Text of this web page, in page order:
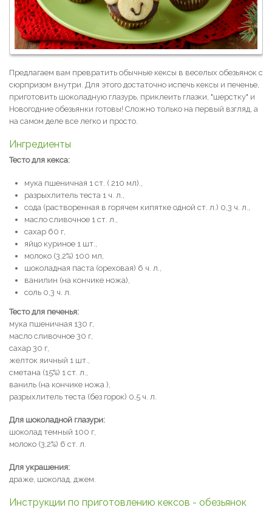
Предлагаем вам превратить обычные кексы в веселых обезьянок с
сюрпризом внутри. Для этого достаточно испечь кексы и печенье,
приготовить шоколадную глазурь, приклеить глазки, "шерстку" и
Новогодние обезьянки готовы! Сложно только на первый взгляд, а
на самом деле все легко и просто.
Ингредиенты
Тесто для кекса:
мука пшеничная 1 ст. ( 210 мл).,
разрыхлитель теста 1 ч. л.,
сода (растворенная в горячем кипятке одной ст. л.) 0,3 ч. л.,
масло сливочное 1 ст. л.,
сахар 60 г,
яйцо куриное 1 шт.,
молоко (3,2%) 100 мл,
шоколадная паста (ореховая) 6 ч. л.,
ванилин (на кончике ножа),
соль 0,3 ч. л.
Тесто для печенья:
мука пшеничная 130 г,
масло сливочное 30 г,
сахар 30 г,
желток яичный 1 шт.,
сметана (15%) 1 ст. л.,
ваниль (на кончике ножа ),
разрыхлитель теста (без горок) 0,5 ч. л.
Для шоколадной глазури:
шоколад темный 100 г,
молоко (3,2%) 6 ст. л.
Для украшения:
драже, шоколад, джем.
Инструкции по приготовлению кексов - обезьянок